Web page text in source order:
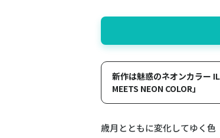
新作は魅惑のネオンカラー
MEETS NEON COLOR」
歳月とともに変化してゆく色